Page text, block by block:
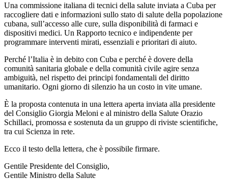
Una commissione italiana di tecnici della salute inviata a Cuba per
raccogliere dati e informazioni sullo stato di salute della popolazione
cubana, sull’accesso alle cure, sulla disponibilità di farmaci e
dispositivi medici. Un Rapporto tecnico e indipendente per
programmare interventi mirati, essenziali e prioritari di aiuto.
Perché l’Italia è in debito con Cuba e perché è dovere della
comunità sanitaria globale e della comunità civile agire senza
ambiguità, nel rispetto dei principi fondamentali del diritto
umanitario. Ogni giorno di silenzio ha un costo in vite umane.
È la proposta contenuta in una lettera aperta inviata alla presidente
del Consiglio Giorgia Meloni e al ministro della Salute Orazio
Schillaci, promossa e sostenuta da un gruppo di riviste scientifiche,
tra cui Scienza in rete.
Ecco il testo della lettera, che è possibile firmare.
Gentile Presidente del Consiglio,
Gentile Ministro della Salute